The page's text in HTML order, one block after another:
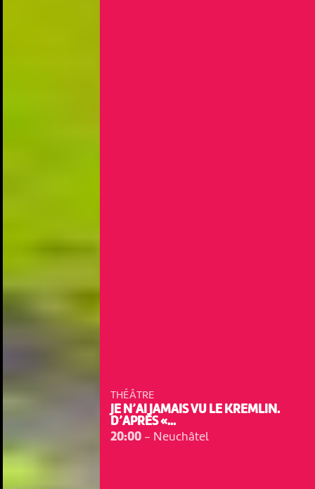
THÉÂTRE
JE N’AI JAMAIS VU LE KREMLIN.
D’APRÈS «...
20:00- Neuchâtel